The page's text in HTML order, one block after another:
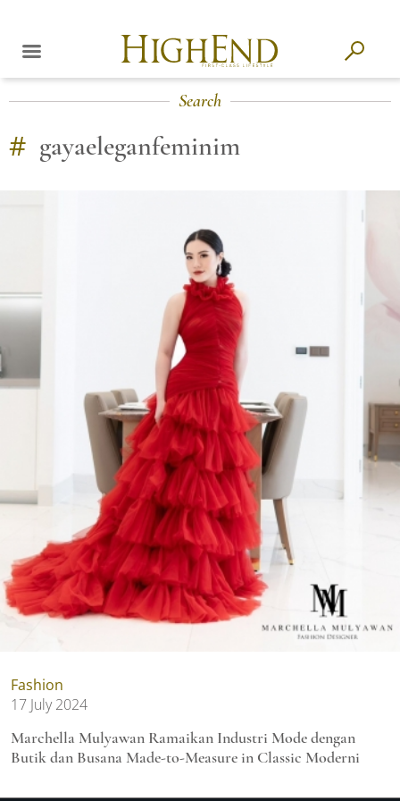
Search
# gayaeleganfeminim
Fashion
17 July 2024
Marchella Mulyawan Ramaikan Industri Mode dengan
Butik dan Busana Made-to-Measure in Classic Moderni